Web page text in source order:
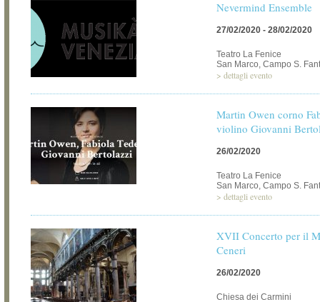
Nevermind Ensemble
27/02/2020 - 28/02/2020
Teatro La Fenice
San Marco, Campo S.
> dettagli evento
Martin Owen corno
violino Giovanni
26/02/2020
Teatro La Fenice
San Marco, Campo S.
> dettagli evento
XVII Concerto per il
Ceneri
26/02/2020
Chiesa dei Carmini